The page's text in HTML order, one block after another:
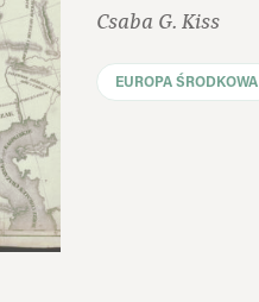
Csaba G. Kiss
EUROPA ŚRODKOWA